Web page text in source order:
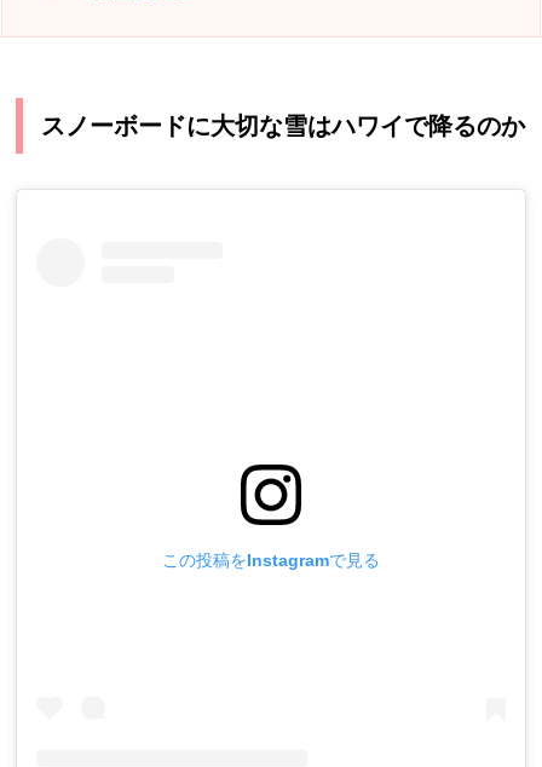
スノーボードに大切な雪はハワイで降るのか
この投稿をInstagramで見る